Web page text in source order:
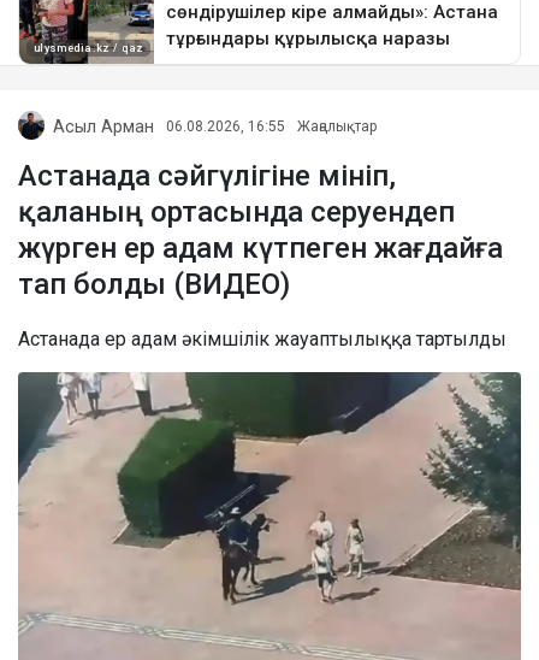
Асыл Арман 06.08.2026, 16:55 Жаңалықтар
Астанада сәйгүлігіне мініп,
қаланың ортасында серуендеп
жүрген ер адам күтпеген жағдайға
тап болды (ВИДЕО)
Астанада ер адам әкімшілік жауаптылыққа тартылды